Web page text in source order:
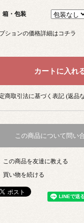
箱・包装
ションの価格詳細はコチラ
商取引法に基づく表記 (返品
この商品について問い
この商品を友達に教える
買い物を続ける